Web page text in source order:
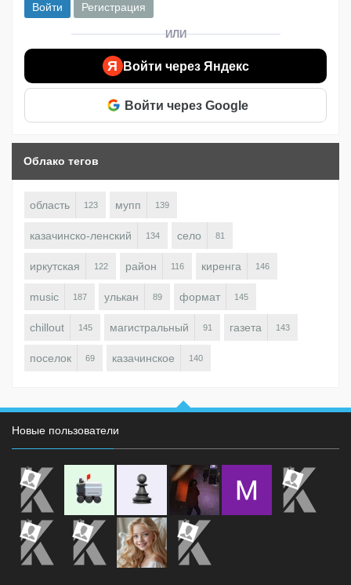
Войти Регистрация
ИЛИ
Я Войти через Яндекс
Войти через Google
Облако тегов
область 123 мупп 139
казачинско-ленский 134 село 81
иркутская 122 район 116 киренга 146
music 187 улькан 89 формат 145
chillout 145 магистральный 91 газета 143
поселок 69 казачинское 140
Новые пользователи